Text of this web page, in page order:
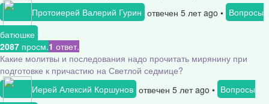
Протоиерей Валерий Гурин отвечен 5 лет ago • Вопросы
батюшке
2087 просм.1 ответ.
Какие молитвы и последования надо прочитать мирянину при
подготовке к причастию на Светлой седмице?
Иерей Алексий Коршунов отвечен 5 лет ago • Вопросы